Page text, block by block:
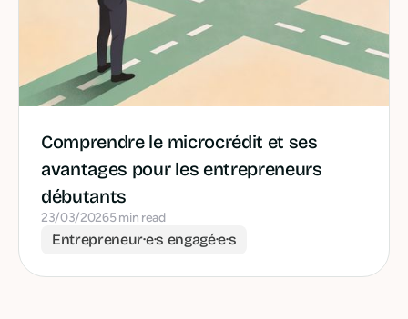
Comprendre le microcrédit et ses
avantages pour les entrepreneurs
débutants
23/03/20265 min read
Entrepreneur·e·s engagé·e·s